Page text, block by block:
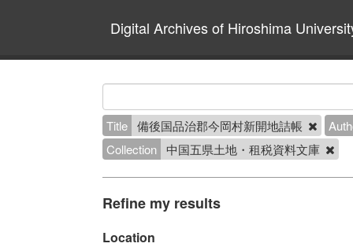
Digital Archives of Hiroshima
Title 備後国品治郡今岡村新開地詰帳
Collection 中国五県土地・租税資料文庫
Refine my results
Location